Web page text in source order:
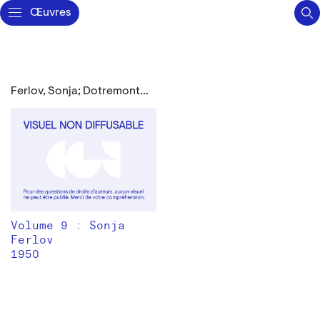
Œuvres
Ferlov, Sonja; Dotremont, Christian
Volume 9 : Sonja
Ferlov
1950